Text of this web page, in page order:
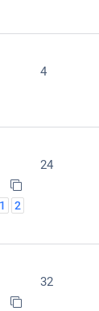
4
1 2
24
32